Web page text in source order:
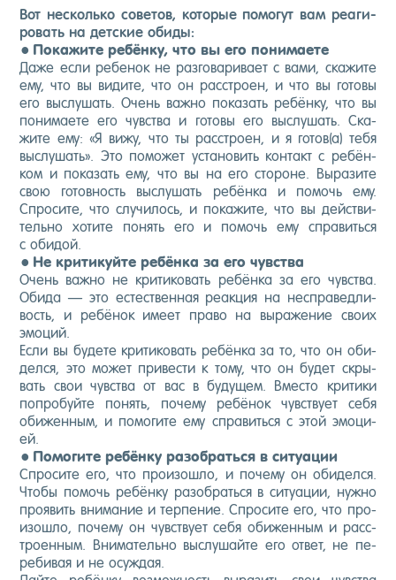
Вот нес­коль­ко со­ветов, ко­торые по­могут вам ре­аги­
ровать на дет­ские оби­ды:
По­кажи­те ре­бён­ку, что вы его по­нима­ете
Да­же ес­ли ре­бенок не раз­го­вари­ва­ет с ва­ми, ска­жите
ему, что вы ви­дите, что он расс­тро­ен, и что вы го­товы
его выс­лу­шать. Очень важ­но по­казать ре­бён­ку, что вы
по­нима­ете его чувс­тва и го­товы его выс­лу­шать. Ска­
жите ему: «Я ви­жу, что ты расс­тро­ен, и я го­тов(а) те­бя
выс­лу­шать». Это по­может ус­та­новить кон­такт с ре­бён­
ком и по­казать ему, что вы на его сто­роне. Вы­рази­те
свою го­тов­ность выс­лу­шать ре­бён­ка и по­мочь ему.
Спро­сите, что слу­чилось, и по­кажи­те, что вы дей­стви­
тель­но хо­тите по­нять его и по­мочь ему спра­вить­ся
с оби­дой.
Не кри­тикуй­те ре­бён­ка за его чувс­тва
Очень важ­но не кри­тико­вать ре­бён­ка за его чувс­тва.
Оби­да — это ес­тес­твен­ная ре­ак­ция на нес­пра­вед­ли­
вость, и ре­бёнок име­ет пра­во на вы­раже­ние сво­их
эмо­ций.
Ес­ли вы бу­дете кри­тико­вать ре­бён­ка за то, что он оби­
дел­ся, это мо­жет при­вес­ти к то­му, что он бу­дет скры­
вать свои чувс­тва от вас в бу­дущем. Вмес­то кри­тики
поп­ро­буй­те по­нять, по­чему ре­бёнок чувс­тву­ет се­бя
оби­жен­ным, и по­моги­те ему спра­вить­ся с этой эмо­ци­
ей.
По­моги­те ре­бён­ку ра­зоб­рать­ся в си­ту­ации
Спро­сите его, что про­изош­ло, и по­чему он оби­дел­ся.
Что­бы по­мочь ре­бён­ку ра­зоб­рать­ся в си­ту­ации, нуж­но
про­явить вни­мание и тер­пе­ние. Спро­сите его, что про­
изош­ло, по­чему он чувс­тву­ет се­бя оби­жен­ным и расс­
тро­ен­ным. Вни­матель­но выс­лу­шай­те его от­вет, не пе­
реби­вая и не осуж­дая.